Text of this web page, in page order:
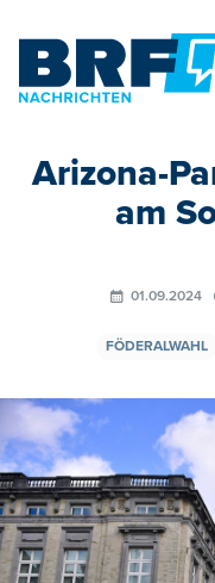
Arizona-
am
01.09.2024
FÖDERALWAHL